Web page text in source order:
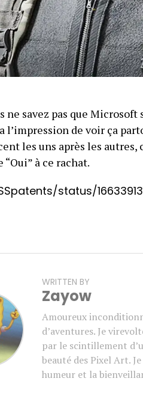
ne savez pas que
l’impression de voir ça
les uns après les autres,
“Oui” à ce rachat.
status/
WRITTEN BY
Zayow
Amoureux
d’aventures. Je
par le scintillement
beauté des Pixel Art.
humeur et la